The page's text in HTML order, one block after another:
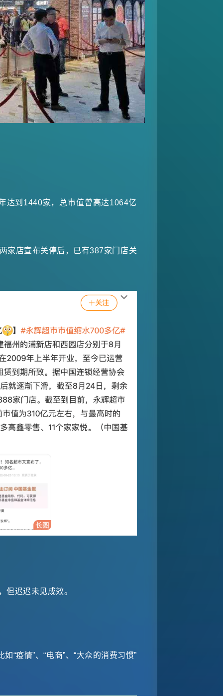
达到1440家，总市值曾高达1064亿
家店宣布关停后，已有387家门店关
但迟迟未见成效。
“疫情”、“电商”、“大众的消费习惯”